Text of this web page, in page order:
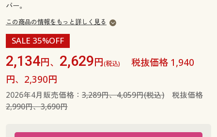
よくある質問とお問い合わせ
バー。
この商品の情報をもっと詳しく見る
SALE 35%OFF
2,134円、 2,629円(税込)
税抜価格 1,940
円、2,390円
2026年4月販売価格： 3,289円、4,059円(税込)税抜価格
2,990円、3,690円